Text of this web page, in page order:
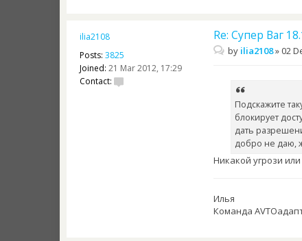
ilia2108
Posts: 3825
Joined: 21 Mar 2012, 17:29
Contact:
Re: Супер Ваг
by ilia2108»02
Подскажите
блокирует
дать
добро не даю,
Никакой угрози
Илья
Команда